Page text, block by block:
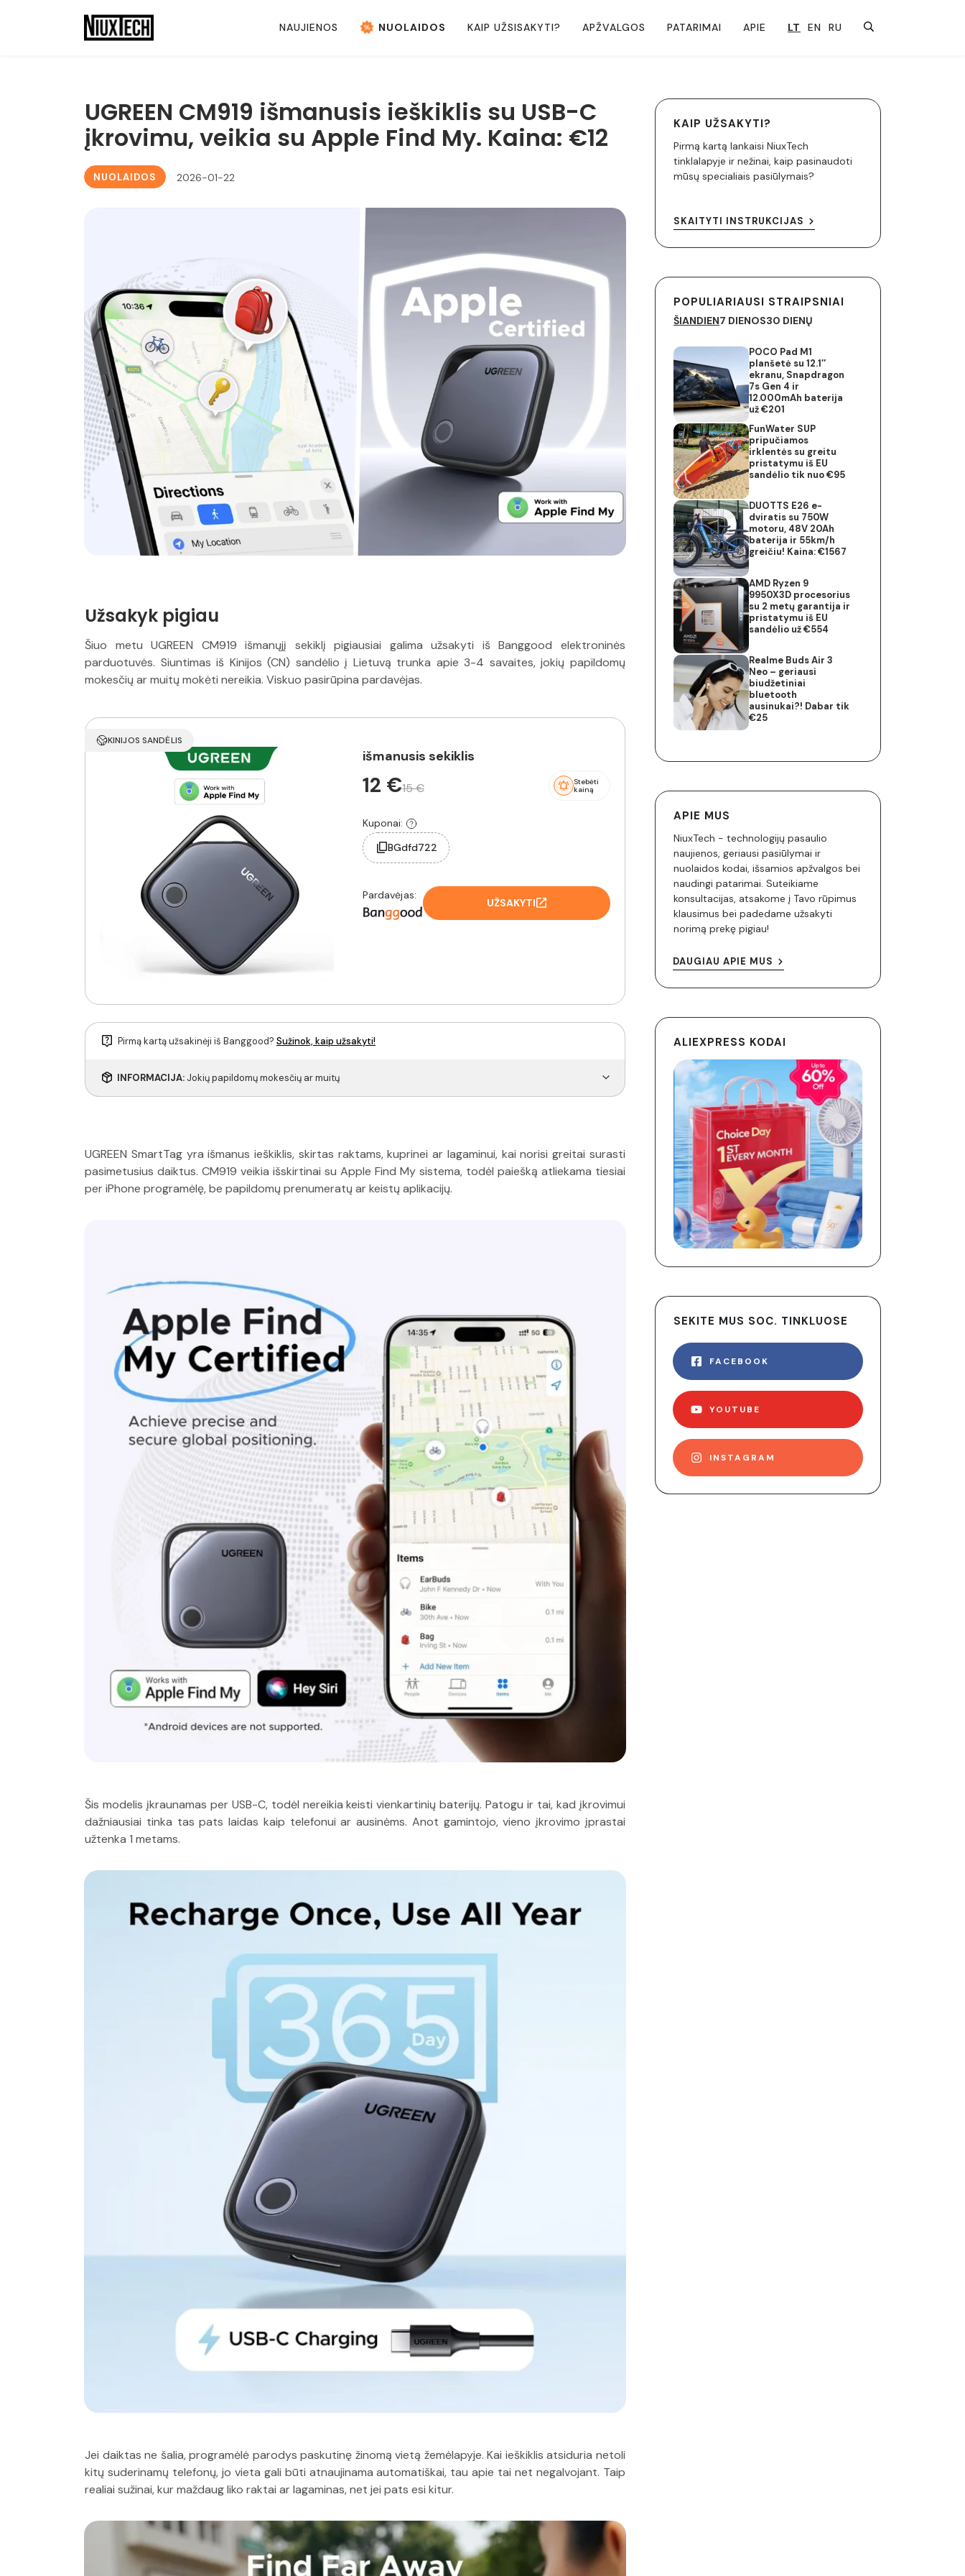
NAUJIENOS NUOLAIDOS KAIP UŽSISAKYTI? APŽVALGOS PATARIMAI APIE LT EN RU
UGREEN CM919 išmanusis ieškiklis su USB-C
įkrovimu, veikia su Apple Find My. Kaina: €12
NUOLAIDOS 2026-01-22
Užsakyk pigiau
Šiuo metu UGREEN CM919 išmanųjį sekiklį pigiausiai galima užsakyti iš Banggood elektroninės
parduotuvės. Siuntimas iš Kinijos (CN) sandėlio į Lietuvą trunka apie 3-4 savaites, jokių papildomų
mokesčių ar muitų mokėti nereikia. Viskuo pasirūpina pardavėjas.
KINIJOS SANDĖLIS
išmanusis sekiklis
12 €15 €
Stebėti
kainą
Kuponai:
BGdfd722
Pardavėjas:
UŽSAKYTI
Pirmą kartą užsakinėji iš Banggood? Sužinok, kaip užsakyti!
INFORMACIJA: Jokių papildomų mokesčių ar muitų
UGREEN SmartTag yra išmanus ieškiklis, skirtas raktams, kuprinei ar lagaminui, kai norisi greitai surasti
pasimetusius daiktus. CM919 veikia išskirtinai su Apple Find My sistema, todėl paiešką atliekama tiesiai
per iPhone programėlę, be papildomų prenumeratų ar keistų aplikacijų.
Šis modelis įkraunamas per USB-C, todėl nereikia keisti vienkartinių baterijų. Patogu ir tai, kad įkrovimui
dažniausiai tinka tas pats laidas kaip telefonui ar ausinėms. Anot gamintojo, vieno įkrovimo įprastai
užtenka 1 metams.
Jei daiktas ne šalia, programėlė parodys paskutinę žinomą vietą žemėlapyje. Kai ieškiklis atsiduria netoli
kitų suderinamų telefonų, jo vieta gali būti atnaujinama automatiškai, tau apie tai net negalvojant. Taip
realiai sužinai, kur maždaug liko raktai ar lagaminas, net jei pats esi kitur.
KAIP UŽSAKYTI?
Pirmą kartą lankaisi NiuxTech
tinklalapyje ir nežinai, kaip pasinaudoti
mūsų specialiais pasiūlymais?
SKAITYTI INSTRUKCIJAS
POPULIARIAUSI STRAIPSNIAI
ŠIANDIEN7 DIENOS30 DIENŲ
POCO Pad M1
planšetė su 12.1″
ekranu, Snapdragon
7s Gen 4 ir
12.000mAh baterija
už €201
FunWater SUP
pripučiamos
irklentės su greitu
pristatymu iš EU
sandėlio tik nuo €95
DUOTTS E26 e-
dviratis su 750W
motoru, 48V 20Ah
baterija ir 55km/h
greičiu! Kaina: €1567
AMD Ryzen 9
9950X3D procesorius
su 2 metų garantija ir
pristatymu iš EU
sandėlio už €554
Realme Buds Air 3
Neo – geriausi
biudžetiniai
bluetooth
ausinukai?! Dabar tik
€25
APIE MUS
NiuxTech - technologijų pasaulio
naujienos, geriausi pasiūlymai ir
nuolaidos kodai, išsamios apžvalgos bei
naudingi patarimai. Suteikiame
konsultacijas, atsakome į Tavo rūpimus
klausimus bei padedame užsakyti
norimą prekę pigiau!
DAUGIAU APIE MUS
ALIEXPRESS KODAI
SEKITE MUS SOC. TINKLUOSE
FACEBOOK
YOUTUBE
INSTAGRAM